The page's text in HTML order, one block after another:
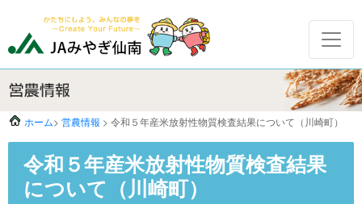
ホーム> 営農情報 > 令和５年産米放射性物質検査結果について（川崎町）
令和５年産米放射性物質検査結果
について（川崎町）